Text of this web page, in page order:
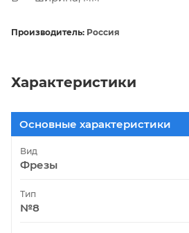
Производитель: Россия
Характеристики
Основные характеристики
Вид
Фрезы
Тип
№8